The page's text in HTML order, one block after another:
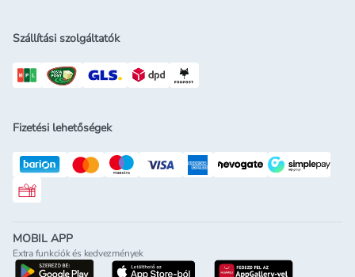
Szállítási szolgáltatók
Fizetési lehetőségek
Rossmann ajándékkártya
MOBIL APP
Extra funkciók és kedvezmények
letöltés a google-play-rölletöltés az app-store-ból
letöltés